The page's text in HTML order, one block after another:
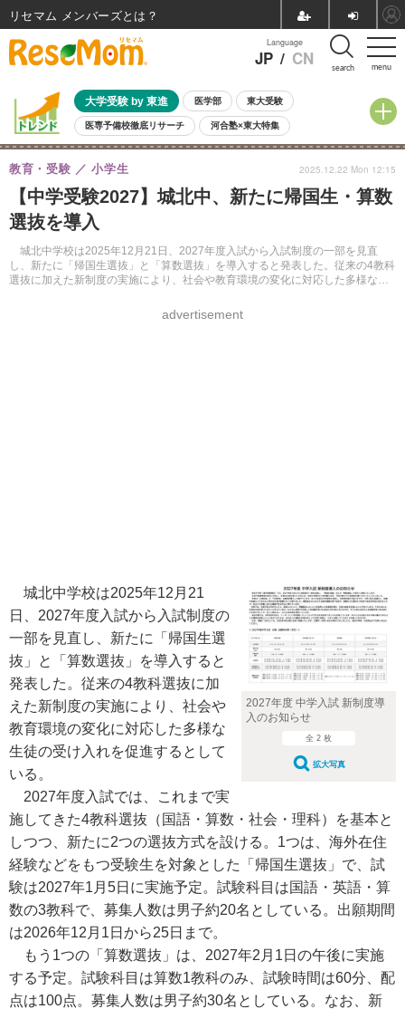
menu
Language
JP / CN search
大学受験 by 東進 医学部 東大受験
医専予備校徹底リサーチ 河合塾×東大特集
親子で考える大学選び 高校受験 中学受験 小学校受験
共通テスト 夏休み
8月開催イベント・WS 全国公立高校 過去問 人気記事
自由研究教材（小学生向け）
【中学受験2027】城北中、新たに帰国生・算数
選抜を導入
城北中学校は2025年12月21日、2027年度入試から入試制度の一部を見直
し、新たに「帰国生選抜」と「算数選抜」を導入すると発表した。従来の4教科
選抜に加えた新制度の実施により、社会や教育環境の変化に対応した多様な生
教育・受験 小学生
advertisement
2025.12.22 Mon 12:15
2027年度 中学入試 新制度導
入のお知らせ
全 2 枚
拡大写真
城北中学校は2025年12月21
日、2027年度入試から入試制度の
一部を見直し、新たに「帰国生選
抜」と「算数選抜」を導入すると
発表した。従来の4教科選抜に加
えた新制度の実施により、社会や
教育環境の変化に対応した多様な
生徒の受け入れを促進するとして
いる。
2027年度入試では、これまで実
施してきた4教科選抜（国語・算数・社会・理科）を基本と
しつつ、新たに2つの選抜方式を設ける。1つは、海外在住
経験などをもつ受験生を対象とした「帰国生選抜」で、試
験は2027年1月5日に実施予定。試験科目は国語・英語・算
数の3教科で、募集人数は男子約20名としている。出願期間
は2026年12月1日から25日まで。
もう1つの「算数選抜」は、2027年2月1日の午後に実施
する予定。試験科目は算数1教科のみ、試験時間は60分、配
点は100点。募集人数は男子約30名としている。なお、新
リセマム メンバーズ